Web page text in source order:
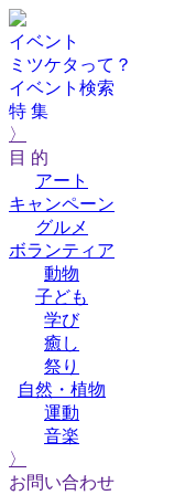
イベント
ミツケタって？
イベント検索
特 集
〉
目 的
アート
キャンペーン
グルメ
ボランティア
動物
子ども
学び
癒し
祭り
自然・植物
運動
音楽
〉
お問い合わせ